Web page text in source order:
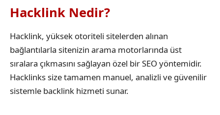
Hacklink Nedir?
Hacklink, yüksek otoriteli sitelerden alınan
bağlantılarla sitenizin arama motorlarında üst
sıralara çıkmasını sağlayan özel bir SEO yöntemidir.
Hacklinks size tamamen manuel, analizli ve güvenilir
sistemle backlink hizmeti sunar.